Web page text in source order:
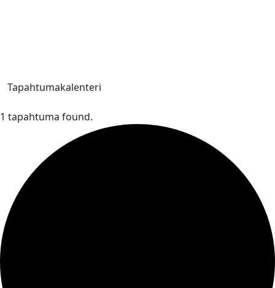
Tapahtumakalenteri
1 tapahtuma found.